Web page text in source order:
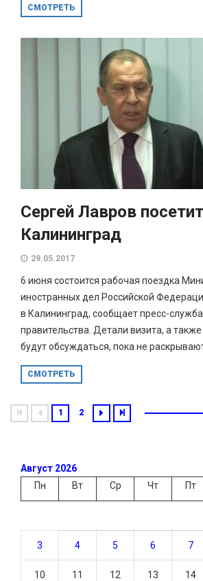
СМОТРЕТЬ
Сергей Лавров посетит
Калининград
29.05.2017
6 июня состоится рабочая поездка
иностранных дел Российской
в Калининград, сообщает пресс-
правительства. Детали визита, а
будут обсуждаться, пока не
СМОТРЕТЬ
1 2
Август 2026
Пн
Вт Ср Чт Пт
3 4 5 6 7
10 11 12 13 14